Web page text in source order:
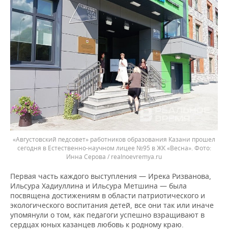
«Августовский педсовет» работников образования Казани прошел
сегодня в Естественно-научном лицее №95 в ЖК «Весна».
Инна Серова / realnoevremya.ru
Первая часть каждого выступления — Ирека Ризванова,
Ильсура Хадиуллина и Ильсура Метшина — была
посвящена достижениям в области патриотического и
экологического воспитания детей, все они так или иначе
упомянули о том, как педагоги успешно взращивают в
сердцах юных казанцев любовь к родному краю.